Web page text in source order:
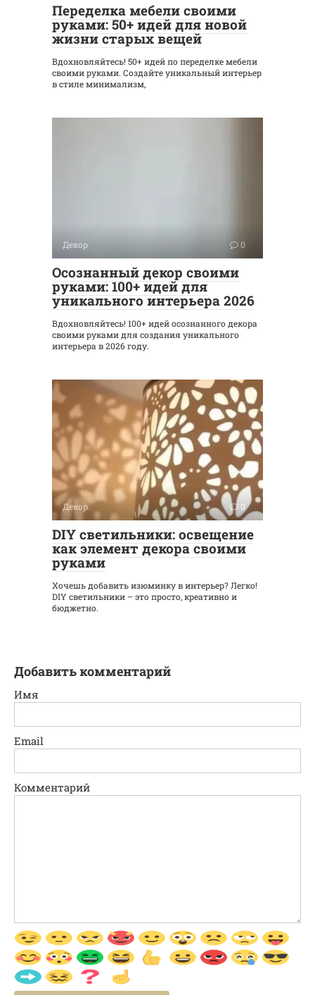
Переделка мебели своими
руками: 50+ идей для новой
жизни старых вещей
Вдохновляйтесь! 50+ идей по переделке мебели
своими руками. Создайте уникальный интерьер
в стиле минимализм,
Декор 0
Осознанный декор своими
руками: 100+ идей для
уникального интерьера 2026
Вдохновляйтесь! 100+ идей осознанного декора
своими руками для создания уникального
интерьера в 2026 году.
Декор 0
DIY светильники: освещение
как элемент декора своими
руками
Хочешь добавить изюминку в интерьер? Легко!
DIY светильники – это просто, креативно и
бюджетно.
Добавить комментарий
Имя
Email
Комментарий